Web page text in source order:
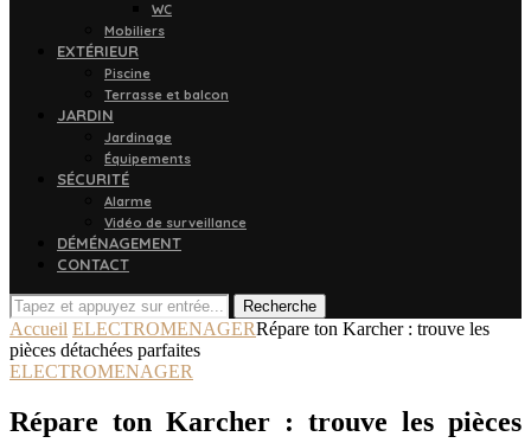
WC
Mobiliers
EXTÉRIEUR
Piscine
Terrasse et balcon
JARDIN
Jardinage
Équipements
SÉCURITÉ
Alarme
Vidéo de surveillance
DÉMÉNAGEMENT
CONTACT
Recherche
Accueil ELECTROMENAGERRépare ton Karcher : trouve les
pièces détachées parfaites
ELECTROMENAGER
Répare ton Karcher : trouve les pièces